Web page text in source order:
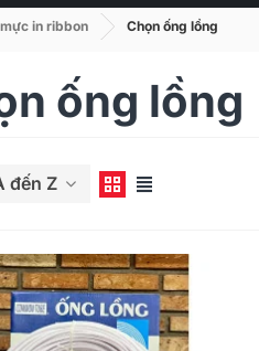
in ribbon Chọn ống lồng
ống lồng
đến Z